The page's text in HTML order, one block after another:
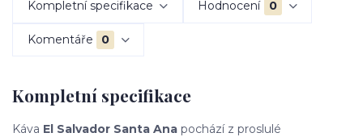
Kompletní specifikace Hodnocení 0
Komentáře 0
Kompletní specifikace
Káva El Salvador Santa Ana pochází z proslulé